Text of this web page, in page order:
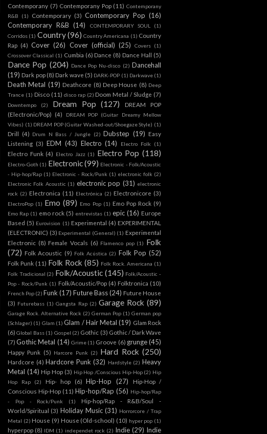
Contemporany (7) Contemporany Pop (11) Contemporany
R&B
(1) Contemporary (3) Contemporary Pop (16)
Contemporary R&B (14) CONTEMPORARY SOUL
(1)
Corridos (1) Country(96) Country Americana (1) Country
Rap (4) Cover (26) Cover (official) (25) Covers (1)
Crossover Classical (1) Cumbia (6) Dance (8) Dance Hall (5)
Dance Pop (204) Dance Pop Nu-disco (2) Dancehall
(19) Dark pop (8) Dark wave (5) DARK-POP (1) Darkwave (1)
Death Metal (19) Deathcore (8) Deep House (8) Deep
Trance (1) Disco (11) disco rap (2) Doom Metal / Sludge (7)
Downtempo (2) Dream Pop (127)
DREAM POP
(Electronic/Pop) (4)
DREAM POP (Guitar Dreamy Mellow
Vibes) (1) DREAM POP (Guitar Washed-out/Shoegaze Style) (1)
Drill (4) Drum N Bass / Jungle (2) Dubstep (19) Easy
Listening (3) EDM (43) Electro (14) Electro Folk (1)
Electro Funk (4) Electro Jazz (1) Electro Pop (118)
Electro-Goth (1) Electronic(99) Electronic - Folk/Acoustic
- Hip-hop/Rap (1) Electronic - Rock/Punk (1) electronic folk (2)
Electronic Folk Acoustic (1) electronic pop (31) electronic
rock (2) Electronica (11) Electrónica (2) Electronicore (3)
ElectroPop (1) Emo (89) Emo Pop (1) Emo Pop Rock (9)
Emo Rap (1) emo rock (5) entrevistas (1) epic (16) Europe
Based (5) Eurovision (1) Experimental (4) EXPERIMENTAL
(ELECTRONIC) (3) Experimental (General) (1) Experimental
Electronic (8) Female Vocals (6) Flamenco pop (1) Folk
(72) Folk Acoustic (9) Folk Acústica (2) Folk Pop (52)
Folk Punk (11) Folk Rock (85) Folk Rock. Americana (1)
Folk Tradicional (2) Folk/Acoustic (145) Folk/Acoustic -
Pop - Rock/Punk (1) Folk/Acoustic/Pop (4) Folktronica (10)
French Pop (2) Funk (17) Future Bass(24) Future House
(3) Futurebass (1) Gangsta Rap (2) Garage Rock (89)
Garage Rock. Alternative Rock (2) German Pop (1) German pop
(Schlager) (1) Glam (1) Glam / Hair Metal (19) Glam Rock
(6) Global Bass (1) Gospel (2) Gothic (3) Gothic / Dark Wave
(7) Gothic Metal (14) Grime (1) Groove (6) grunge (45)
Happy Punk (5) Harcore Punk (2) Hard Rock (250)
Hardcore (4) Hardcore Punk (32) Hardstyle (2) Heavy
Metal (14) Hip Hop (3) Hip Hop /Conscious Hip-Hop (2) Hip
Hop Rap
(2) Hip- hop (6) Hip-Hop (27)
Hip-Hop /
Conscious Hip-Hop (11) Hip-hop/Rap (56) Hip-hop/Rap
- Pop - Rock/Punk
(1)
Hip-hop/Rap - R&B/Soul -
World/Spiritual (3) Holiday Music (31) Horrorcore / Trap
Metal (2) House (9) House (Old-school) (10) hyper pop (1)
hyperpop (8) IDM (1) independet rock (2) Indie (29) Indie